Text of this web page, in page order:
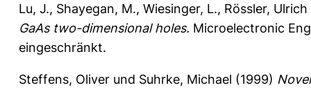
Lu, J., Shayegan, M., Wiesinger, L., Rössler, Ulrich
GaAs two-dimensional holes. Microelectronic
eingeschränkt.
Steffens, Oliver und Suhrke, Michael (1999)